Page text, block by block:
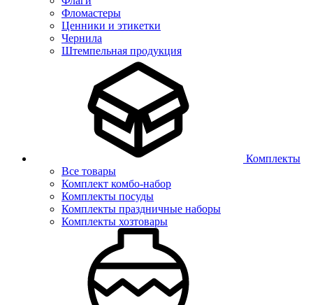
Фломастеры
Ценники и этикетки
Чернила
Штемпельная продукция
Комплекты
Все товары
Комплект комбо-набор
Комплекты посуды
Комплекты праздничные наборы
Комплекты хозтовары